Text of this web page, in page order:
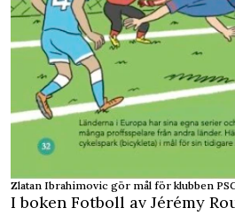
Zlatan Ibrahimovic gör mål för klubben
I boken Fotboll av Jérémy